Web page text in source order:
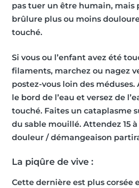
pas tuer un être humain, mais
brûlure plus ou moins
touché.
Si vous ou l’enfant avez été
filaments, marchez ou nagez
postez-vous loin des méduses.
le bord de l’eau et versez de
touché. Faites un cataplasme
du sable mouillé. Attendez 15
douleur / démangeaison
La piqûre de vive :
Cette dernière est plus corsée